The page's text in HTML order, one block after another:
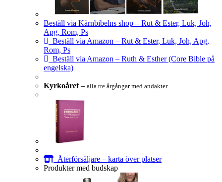
Beställ via Kärnbibelns shop – Rut & Ester, Luk, Joh,
Apg, Rom, Ps
Beställ via Amazon – Rut & Ester, Luk, Joh, Apg,
Rom, Ps
Beställ via Amazon – Ruth & Esther (Core Bible på
engelska)
Kyrkoåret – alla tre årgångar med andakter
Återförsäljare – karta över platser
Produkter med budskap